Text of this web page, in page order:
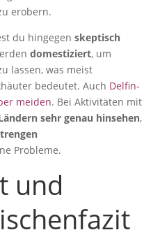
erobern.
du hingegen skeptisch
domestiziert, um
lassen, was meist
bedeutet. Auch Delfin-
meiden. Bei Aktivitäten mit
sehr genau hinsehen,
Probleme.
und